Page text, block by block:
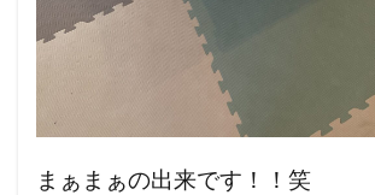
まぁまぁの出来です！！笑